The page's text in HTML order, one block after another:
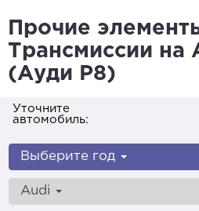
Прочие
Трансмиссии на
(Ауди Р8)
Уточните
автомобиль:
Выберите год
Audi